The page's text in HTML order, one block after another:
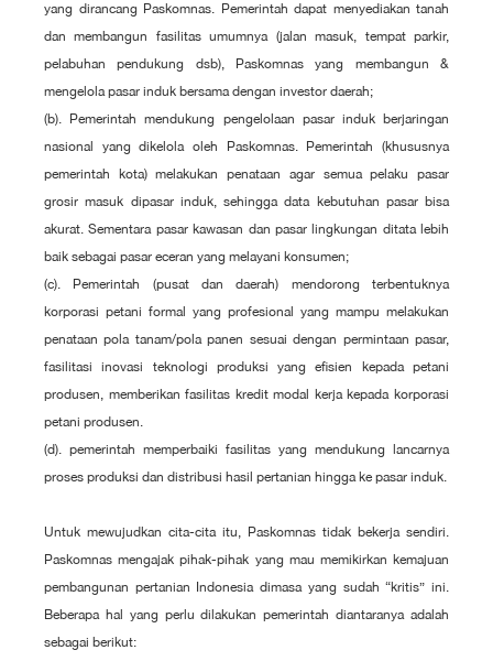
yang dirancang Paskomnas. Pemerintah dapat menyediakan tanah
dan membangun fasilitas umumnya (jalan masuk, tempat parkir,
pelabuhan pendukung dsb), Paskomnas yang membangun &
mengelola pasar induk bersama dengan investor daerah;
(b). Pemerintah mendukung pengelolaan pasar induk berjaringan
nasional yang dikelola oleh Paskomnas. Pemerintah (khususnya
pemerintah kota) melakukan penataan agar semua pelaku pasar
grosir masuk dipasar induk, sehingga data kebutuhan pasar bisa
akurat. Sementara pasar kawasan dan pasar lingkungan ditata lebih
baik sebagai pasar eceran yang melayani konsumen;
(c). Pemerintah (pusat dan daerah) mendorong terbentuknya
korporasi petani formal yang profesional yang mampu melakukan
penataan pola tanam/pola panen sesuai dengan permintaan pasar,
fasilitasi inovasi teknologi produksi yang efisien kepada petani
produsen, memberikan fasilitas kredit modal kerja kepada korporasi
petani produsen.
(d). pemerintah memperbaiki fasilitas yang mendukung lancarnya
proses produksi dan distribusi hasil pertanian hingga ke pasar induk.
Untuk mewujudkan cita-cita itu, Paskomnas tidak bekerja sendiri.
Paskomnas mengajak pihak-pihak yang mau memikirkan kemajuan
pembangunan pertanian Indonesia dimasa yang sudah “kritis” ini.
Beberapa hal yang perlu dilakukan pemerintah diantaranya adalah
sebagai berikut: